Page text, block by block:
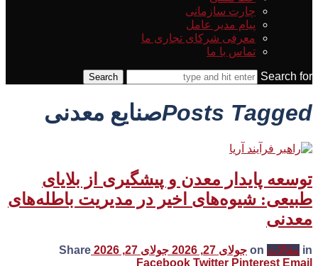
چارت سازمانی
پیام مدیر عامل
معرفی شرکای تجاری ما
تماس با ما
Search for
Posts Taggedصنایع معدنی
توسعه پایدار معدن و پیشگیری از بلایای
طبیعی: شیوه‌های اخیر در مدیریت باطله‌های
معدنی
in مقالات on جولای 27, 2026 جولای 27, 2026
Share
Facebook Twitter Pinterest Email